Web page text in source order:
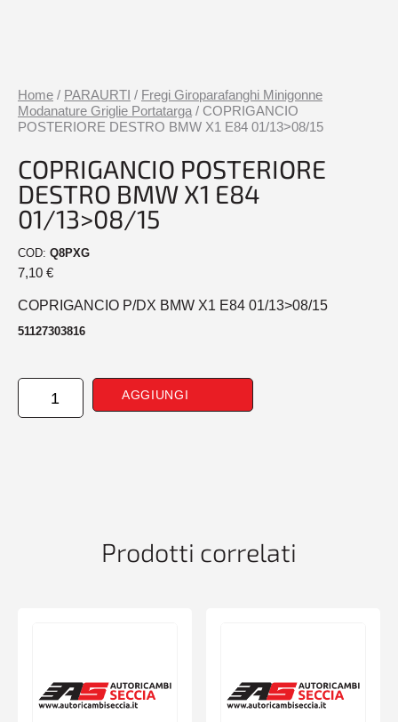
Home / PARAURTI / Fregi Giroparafanghi Minigonne
Modanature Griglie Portatarga / COPRIGANCIO
POSTERIORE DESTRO BMW X1 E84 01/13>08/15
COPRIGANCIO POSTERIORE
DESTRO BMW X1 E84
01/13>08/15
COD: Q8PXG
7,10 €
COPRIGANCIO P/DX BMW X1 E84 01/13>08/15
51127303816
COPRIGANCIO
POSTERIORE
AGGIUNGI
Prodotti correlati